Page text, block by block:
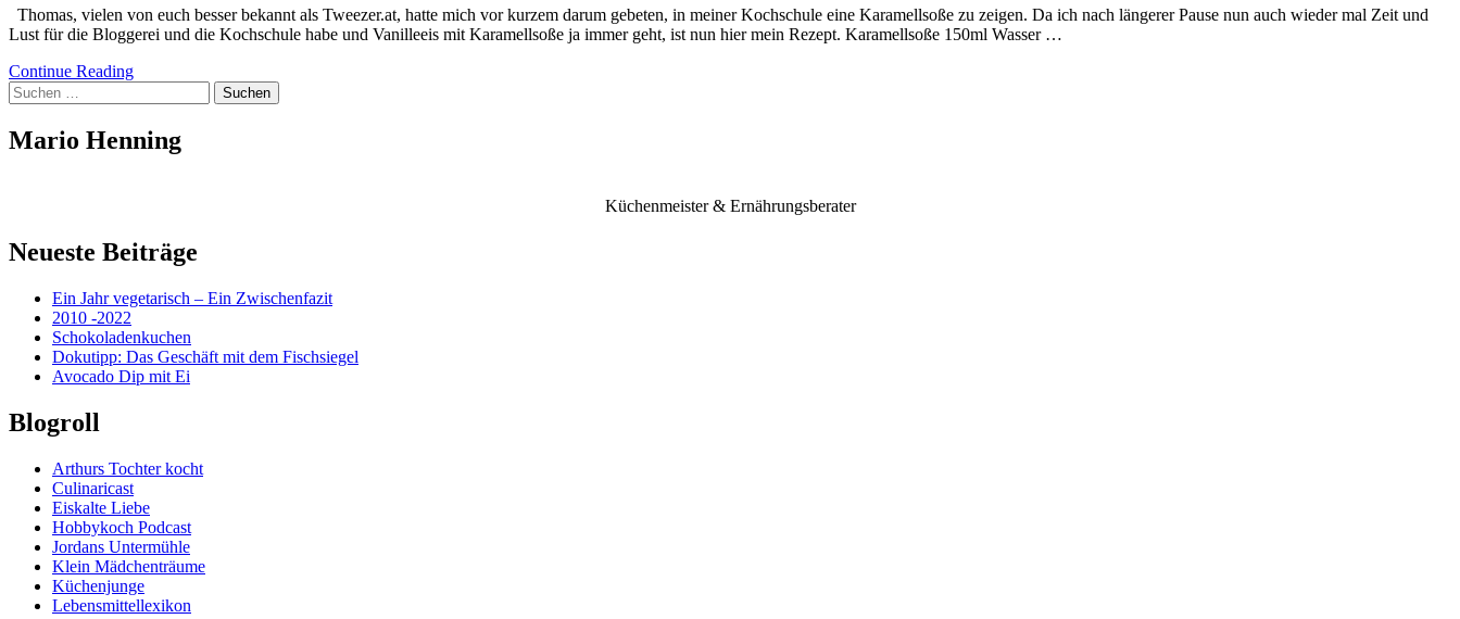
Thomas, vielen von euch besser bekannt als Tweezer.at, hatte mich vor kurzem darum gebeten, in meiner Kochschule eine Karamellsoße zu zeigen. Da ich nach längerer Pause nun auch wieder mal Zeit und
Lust für die Bloggerei und die Kochschule habe und Vanilleeis mit Karamellsoße ja immer geht, ist nun hier mein Rezept. Karamellsoße 150ml Wasser …
Continue Reading
Suchen
nach:
Mario Henning
Küchenmeister & Ernährungsberater
Neueste Beiträge
Ein Jahr vegetarisch – Ein Zwischenfazit
2010 -2022
Schokoladenkuchen
Dokutipp: Das Geschäft mit dem Fischsiegel
Avocado Dip mit Ei
Blogroll
Arthurs Tochter kocht
Culinaricast
Eiskalte Liebe
Hobbykoch Podcast
Jordans Untermühle
Klein Mädchenträume
Küchenjunge
Lebensmittellexikon